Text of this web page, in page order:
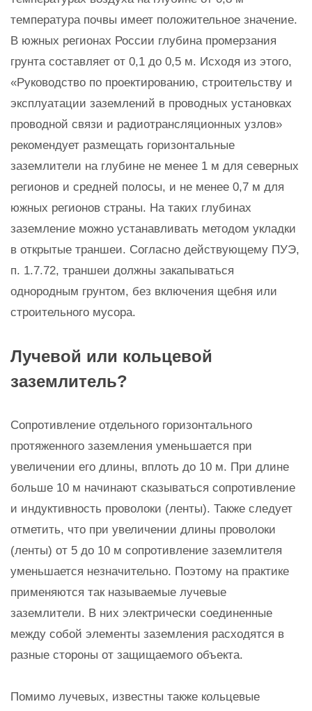
температура почвы имеет положительное значение.
В южных регионах России глубина промерзания
грунта составляет от 0,1 до 0,5 м. Исходя из этого,
«Руководство по проектированию, строительству и
эксплуатации заземлений в проводных установках
проводной связи и радиотрансляционных узлов»
рекомендует размещать горизонтальные
заземлители на глубине не менее 1 м для северных
регионов и средней полосы, и не менее 0,7 м для
южных регионов страны. На таких глубинах
заземление можно устанавливать методом укладки
в открытые траншеи. Согласно действующему ПУЭ,
п. 1.7.72, траншеи должны закапываться
однородным грунтом, без включения щебня или
строительного мусора.
Лучевой или кольцевой
заземлитель?
Сопротивление отдельного горизонтального
протяженного заземления уменьшается при
увеличении его длины, вплоть до 10 м. При длине
больше 10 м начинают сказываться сопротивление
и индуктивность проволоки (ленты). Также следует
отметить, что при увеличении длины проволоки
(ленты) от 5 до 10 м сопротивление заземлителя
уменьшается незначительно. Поэтому на практике
применяются так называемые лучевые
заземлители. В них электрически соединенные
между собой элементы заземления расходятся в
разные стороны от защищаемого объекта.
Помимо лучевых, известны также кольцевые